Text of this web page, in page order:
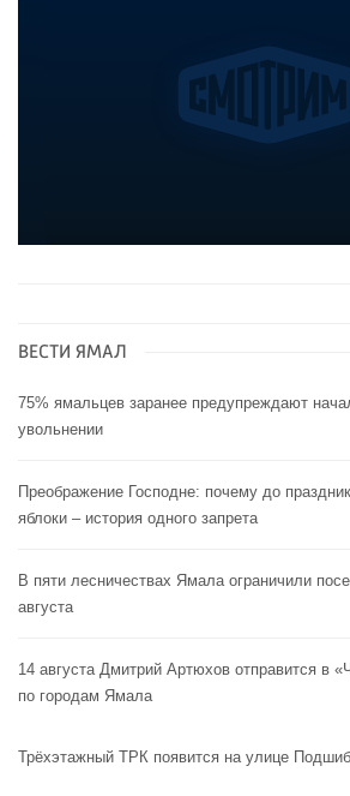
ВЕСТИ ЯМАЛ
75% ямальцев заранее предупреждают
увольнении
Преображение Господне: почему до
яблоки – история одного запрета
В пяти лесничествах Ямала ограничили
августа
14 августа Дмитрий Артюхов отправится в
по городам Ямала
Трёхэтажный ТРК появится на улице